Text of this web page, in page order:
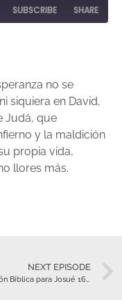
SUBSCRIBE SHARE
no se
siquiera en David,
Judá, que
y la maldición
propia vida,
llores más.
NEXT EPISODE
Meditación Bíblica para Josué 16-17 – Julio 12